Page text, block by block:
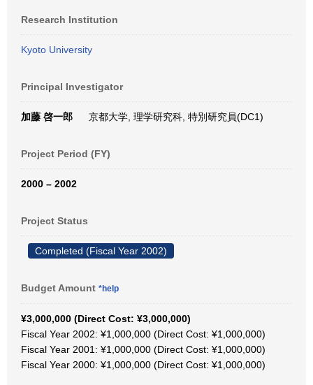
Research Institution
Kyoto University
Principal Investigator
加藤 啓一郎 京都大学, 理学研究科, 特別研究員(DC1)
Project Period (FY)
2000 – 2002
Project Status
Completed (Fiscal Year 2002)
Budget Amount *help
¥3,000,000 (Direct Cost: ¥3,000,000)
Fiscal Year 2002: ¥1,000,000 (Direct Cost: ¥1,000,000)
Fiscal Year 2001: ¥1,000,000 (Direct Cost: ¥1,000,000)
Fiscal Year 2000: ¥1,000,000 (Direct Cost: ¥1,000,000)